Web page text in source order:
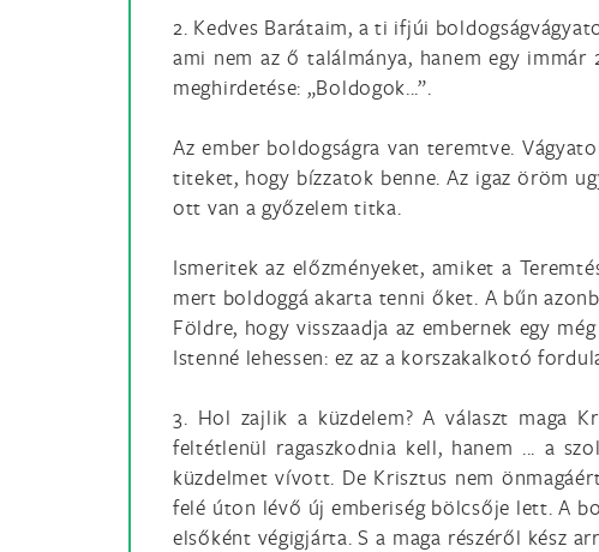
2. Kedves Barátaim, a ti ifjúi
ami nem az ő találmánya, hanem egy immár
meghirdetése: „Boldogok...”.
Az ember boldogságra van teremtve.
titeket, hogy bízzatok benne. Az igaz öröm
ott van a győzelem titka.
Ismeritek az előzményeket, amiket a
mert boldoggá akarta tenni őket. A bűn
Földre, hogy visszaadja az embernek egy
Istenné lehessen: ez az a korszakalkotó
3. Hol zajlik a küzdelem? A választ maga
feltétlenül ragaszkodnia kell, hanem ... a
küzdelmet vívott. De Krisztus nem
felé úton lévő új emberiség bölcsője lett. A
elsőként végigjárta. S a maga részéről kész